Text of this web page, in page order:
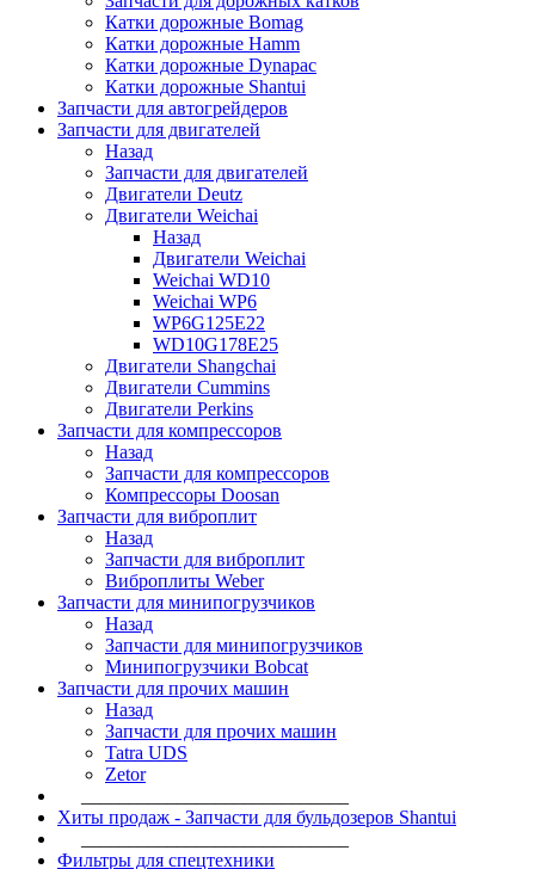
Катки дорожные Bomag
Катки дорожные Hamm
Катки дорожные Dynapac
Катки дорожные Shantui
Запчасти для автогрейдеров
Запчасти для двигателей
Назад
Запчасти для двигателей
Двигатели Deutz
Двигатели Weichai
Назад
Двигатели Weichai
Weichai WD10
Weichai WP6
WP6G125E22
WD10G178E25
Двигатели Shangchai
Двигатели Cummins
Двигатели Perkins
Запчасти для компрессоров
Назад
Запчасти для компрессоров
Компрессоры Doosan
Запчасти для виброплит
Назад
Запчасти для виброплит
Виброплиты Weber
Запчасти для минипогрузчиков
Назад
Запчасти для минипогрузчиков
Минипогрузчики Bobcat
Запчасти для прочих машин
Назад
Запчасти для прочих машин
Tatra UDS
Zetor
Хиты продаж - Запчасти для бульдозеров Shantui
Фильтры для спецтехники